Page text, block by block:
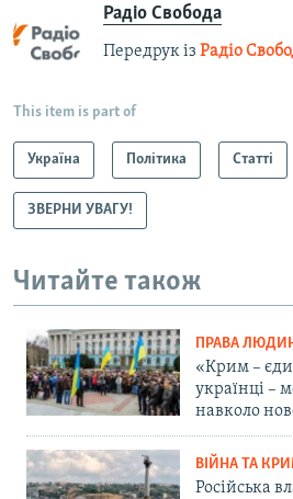
Радіо Свобода
Передрук із Радіо
This item is part of
Україна Політика Статті
ЗВЕРНИ УВАГУ!
Читайте також
ПРАВА
«Крим –
українці –
навколо
ВІЙНА ТА
Російська